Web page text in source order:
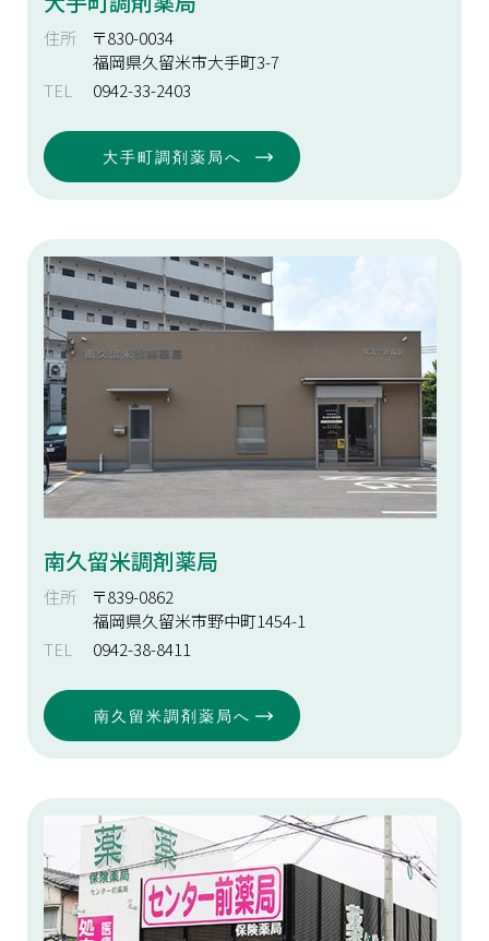
住所
〒830-0034
福岡県久留米市大手町3-7
TEL
0942-33-2403
大手町調剤薬局へ
南久留米調剤薬局
住所
〒839-0862
福岡県久留米市野中町1454-1
TEL
0942-38-8411
南久留米調剤薬局へ